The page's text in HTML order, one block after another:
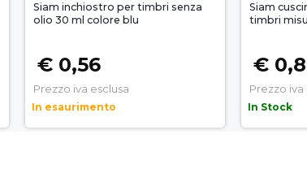
Siam inchiostro per timbri senza
olio 30 ml colore blu
€ 0,56
Prezzo iva esclusa
In esaurimento
Siam
timbri
€
Prezzo iva
In Stock